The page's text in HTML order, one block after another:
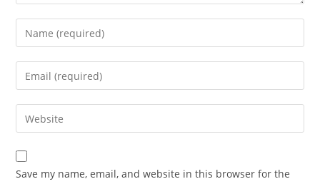
Save my name, email, and website in this browser for the